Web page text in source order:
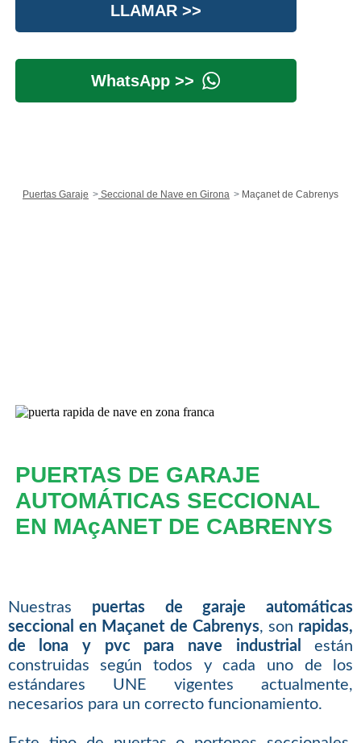
LLAMAR >>
WhatsApp >>
Puertas Garaje Seccional de Nave en Girona Maçanet de Cabrenys
PUERTAS DE GARAJE
AUTOMÁTICAS SECCIONAL
EN MAçANET DE CABRENYS
Nuestras puertas de garaje automáticas
seccional en Maçanet de Cabrenys, son rapidas,
de lona y pvc para nave industrial
están
construidas según todos y cada uno de los
estándares UNE vigentes actualmente,
necesarios para un correcto funcionamiento.